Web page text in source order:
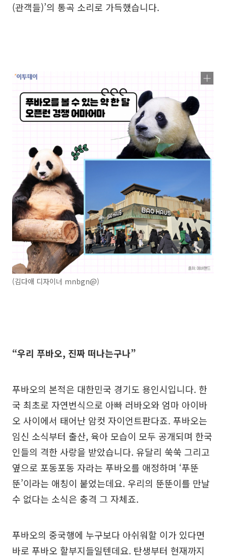
(관객들)’의 통곡 소리로 가득했습니다.
(김다애 디자이너 mnbgn@)
“우리 푸바오, 진짜 떠나는구나”
푸바오의 본적은 대한민국 경기도 용인시입니다. 한
국 최초로 자연번식으로 아빠 러바오와 엄마 아이바
오 사이에서 태어난 암컷 자이언트판다죠. 푸바오는
임신 소식부터 출산, 육아 모습이 모두 공개되며 한국
인들의 격한 사랑을 받았습니다. 유달리 쑥쑥 그리고
옆으로 포동포동 자라는 푸바오를 애정하며 ‘푸뚠
뚠’이라는 애칭이 붙었는데요. 우리의 뚠뚠이를 만날
수 없다는 소식은 충격 그 자체죠.
푸바오의 중국행에 누구보다 아쉬워할 이가 있다면
바로 푸바오 할부지들일텐데요. 탄생부터 현재까지